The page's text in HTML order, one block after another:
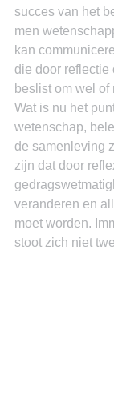
succes van het
men
kan
die door reflectie
beslist om wel of
Wat is nu het
wetenschap,
de samenleving
zijn dat door
veranderen en
moet worden.
stoot zich niet